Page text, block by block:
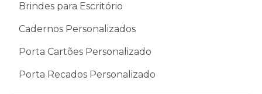
Brindes para Escritório
Cadernos Personalizados
Porta Cartões Personalizado
Porta Recados Personalizado